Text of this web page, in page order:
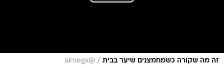
זה מה שקורה כשמחמצנים שיער בבית /
@aimegx